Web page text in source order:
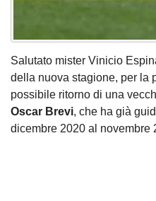
Salutato mister Vinicio
della nuova stagione, per la
possibile ritorno di una
Oscar Brevi, che ha già
dicembre 2020 al novembre